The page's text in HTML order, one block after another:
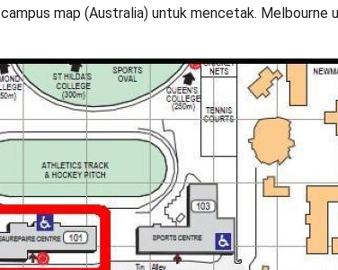
map (Australia) untuk mencetak. Melbourne